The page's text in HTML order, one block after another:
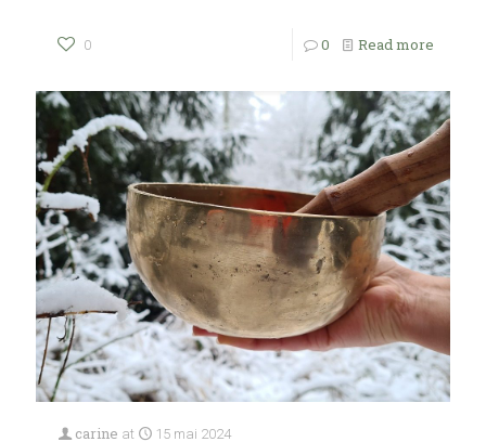
0 0 Read more
carine at 15 mai 2024